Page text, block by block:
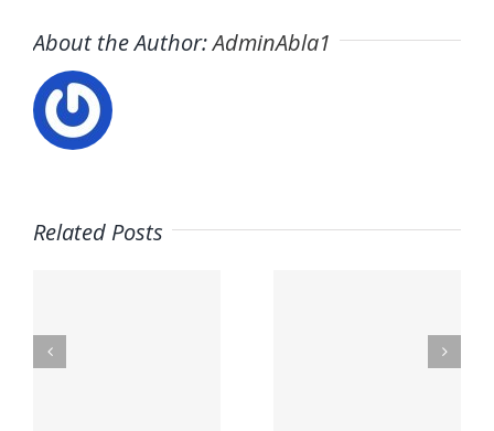
About the Author:AdminAbla1
Related Posts
Usuario –